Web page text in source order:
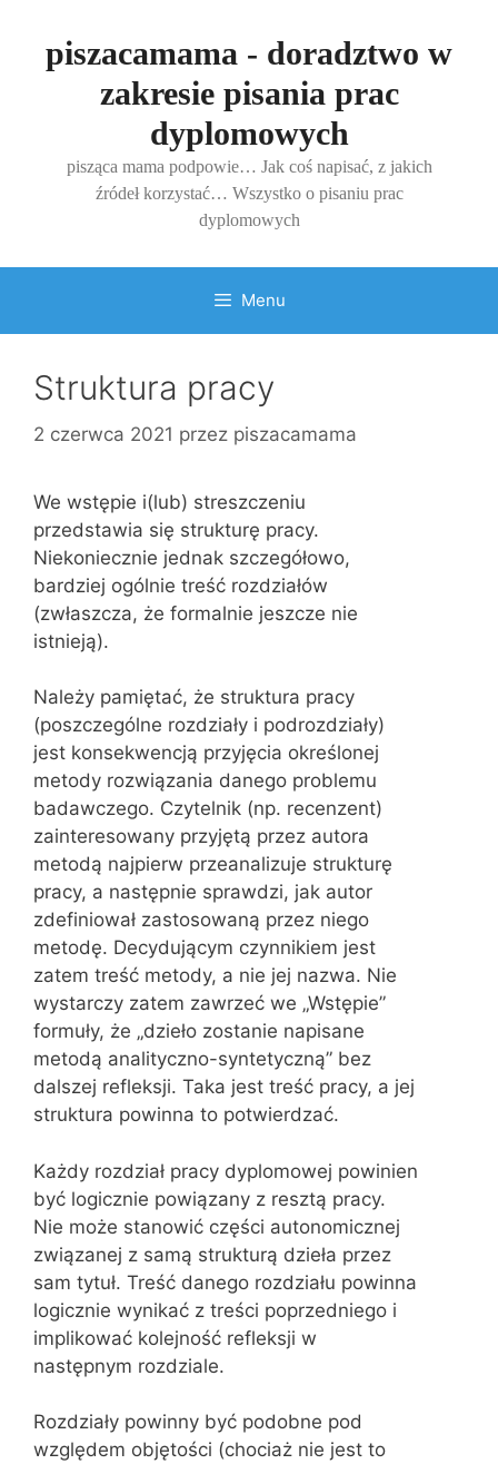
treścipiszacamama - doradztwo w
zakresie pisania prac
dyplomowych
pisząca mama podpowie… Jak coś napisać, z jakich
źródeł korzystać… Wszystko o pisaniu prac
dyplomowych
Menu
Struktura pracy
2 czerwca 2021 przez piszacamama
We wstępie i(lub) streszczeniu
przedstawia się strukturę pracy.
Niekoniecznie jednak szczegółowo,
bardziej ogólnie treść rozdziałów
(zwłaszcza, że ​​formalnie jeszcze nie
istnieją).
Należy pamiętać, że struktura pracy
(poszczególne rozdziały i podrozdziały)
jest konsekwencją przyjęcia określonej
metody rozwiązania danego problemu
badawczego. Czytelnik (np. recenzent)
zainteresowany przyjętą przez autora
metodą najpierw przeanalizuje strukturę
pracy, a następnie sprawdzi, jak autor
zdefiniował zastosowaną przez niego
metodę. Decydującym czynnikiem jest
zatem treść metody, a nie jej nazwa. Nie
wystarczy zatem zawrzeć we „Wstępie”
formuły, że „dzieło zostanie napisane
metodą analityczno-syntetyczną” bez
dalszej refleksji. Taka jest treść pracy, a jej
struktura powinna to potwierdzać.
Każdy rozdział pracy dyplomowej powinien
być logicznie powiązany z resztą pracy.
Nie może stanowić części autonomicznej
związanej z samą strukturą dzieła przez
sam tytuł. Treść danego rozdziału powinna
logicznie wynikać z treści poprzedniego i
implikować kolejność refleksji w
następnym rozdziale.
Rozdziały powinny być podobne pod
względem objętości (chociaż nie jest to